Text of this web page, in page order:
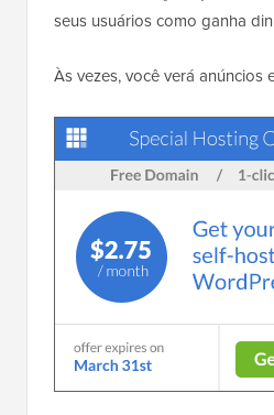
seus usuários como ganha
Às vezes, você verá anúncios